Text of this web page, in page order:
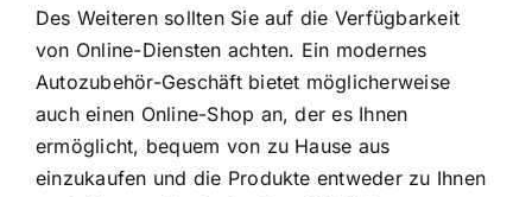
Des Weiteren sollten Sie auf die Verfügbarkeit
von Online-Diensten achten. Ein modernes
Autozubehör-Geschäft bietet möglicherweise
auch einen Online-Shop an, der es Ihnen
ermöglicht, bequem von zu Hause aus
einzukaufen und die Produkte entweder zu Ihnen